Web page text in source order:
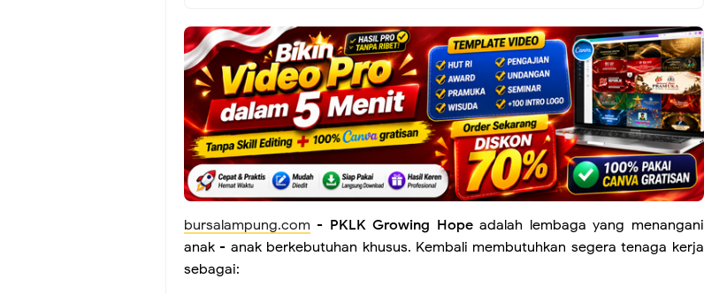
bursalampung.com - PKLK Growing Hopeadalah lembaga yang menangani
anak - anak berkebutuhan khusus. Kembali membutuhkan segera tenaga kerja
sebagai: